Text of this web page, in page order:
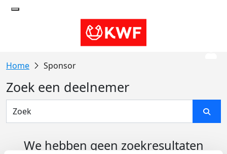
Sponsor
Zoek een deelnemer
We hebben geen zoekresultaten